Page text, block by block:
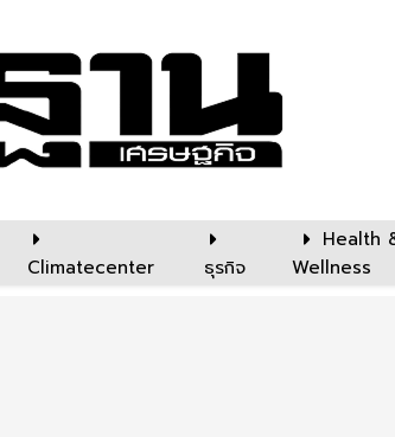
Climatecenter ธุรกิจ
Health
Wellness